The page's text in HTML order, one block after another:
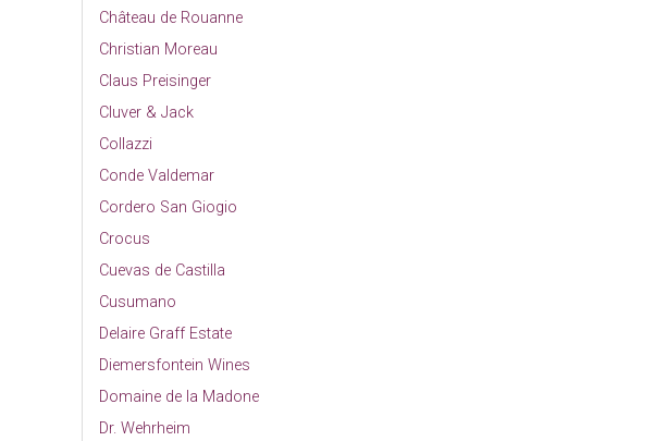
Château de Rouanne
Christian Moreau
Claus Preisinger
Cluver & Jack
Collazzi
Conde Valdemar
Cordero San Giogio
Crocus
Cuevas de Castilla
Cusumano
Delaire Graff Estate
Diemersfontein Wines
Domaine de la Madone
Dr. Wehrheim